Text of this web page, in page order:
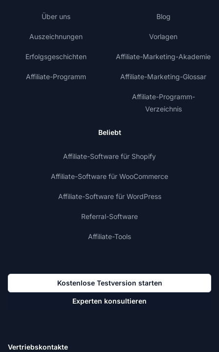
Über uns
Auszeichnungen
Erfolgsgeschichten
Affiliate-Programm
Blog
Vorlagen
Affiliate-Marketing-Akademie
Affiliate-Marketing-Glossar
Affiliate-Programm-
Verzeichnis
Beliebt
Affiliate-Software für Shopify
Affiliate-Software für WooCommerce
Affiliate-Software für WordPress
Referral-Software
Affiliate-Tools
Kostenlose Testversion starten
Experten konsultieren
Vertriebskontakte